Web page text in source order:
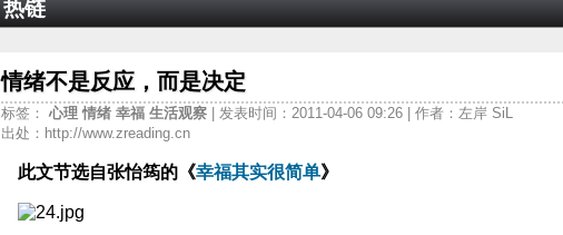
热链
情绪不是反应，而是决定
标签： 心理情绪 幸福 生活观察
| 发表时间：2011-04-06 09:26 | 作者：左岸 SiL
出处：http://www.zreading.cn
此文节选自张怡筠的《幸福其实很简单》